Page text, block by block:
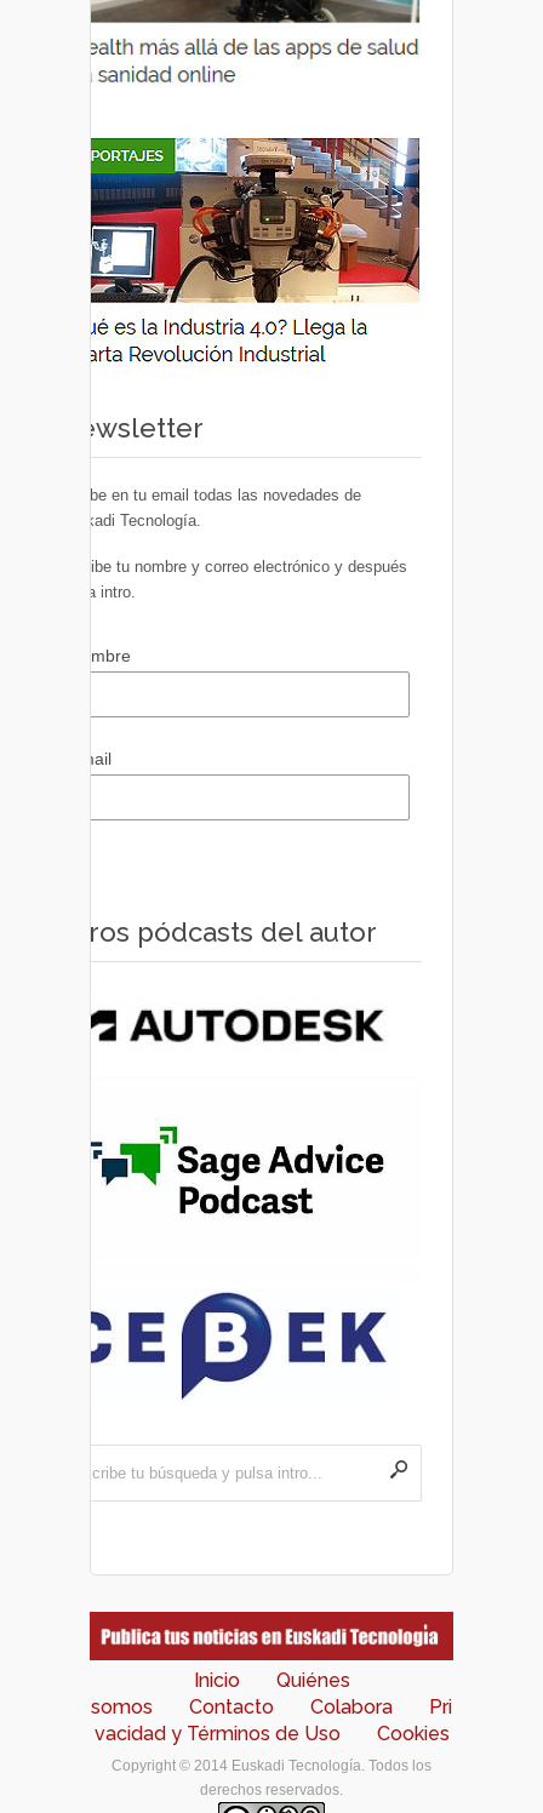
Newsletter
Recibe en tu email todas las novedades de
Euskadi Tecnología.
Escribe tu nombre y correo electrónico y después
pulsa intro.
Nombre
Email
Otros pódcasts del autor
Inicio
Quiénes
somos
Contacto Colabora
Pri
vacidad y Términos de Uso
Cookies
Copyright © 2014 Euskadi Tecnología. Todos los
derechos reservados.